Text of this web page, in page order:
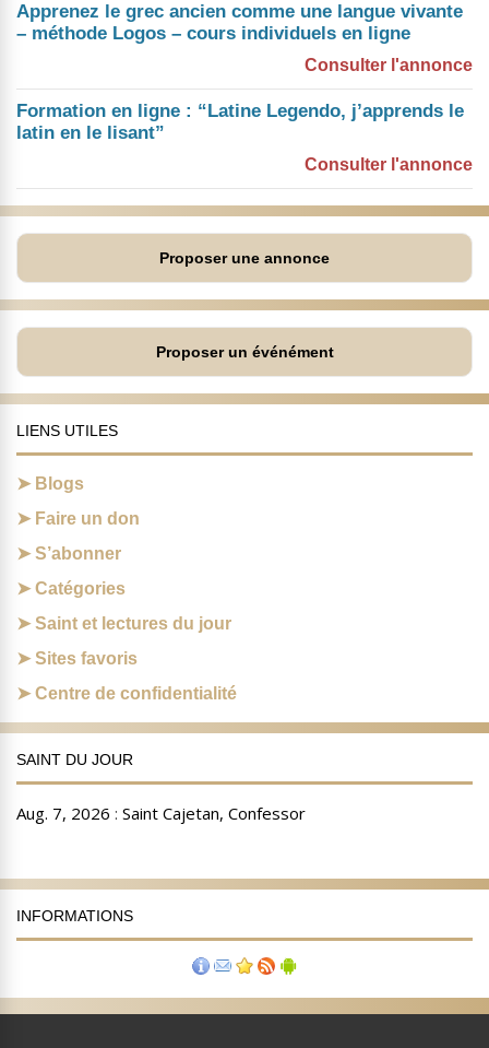
Apprenez le grec ancien comme une langue vivante
– méthode Logos – cours individuels en ligne
Consulter l'annonce
Formation en ligne : “Latine Legendo, j’apprends le
latin en le lisant”
Consulter l'annonce
Proposer une annonce
Proposer un événément
LIENS UTILES
Blogs
Faire un don
S’abonner
Catégories
Saint et lectures du jour
Sites favoris
Centre de confidentialité
SAINT DU JOUR
INFORMATIONS